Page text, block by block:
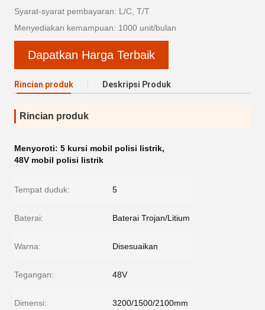
Syarat-syarat pembayaran: L/C, T/T
Menyediakan kemampuan: 1000 unit/bulan
Dapatkan Harga Terbaik
Rincian produk Deskripsi Produk
Rincian produk
Menyoroti: 5 kursi mobil polisi listrik,
48V mobil polisi listrik
Tempat duduk: 5
Baterai: Baterai Trojan/Litium
Warna: Disesuaikan
Tegangan: 48V
Dimensi: 3200/1500/2100mm